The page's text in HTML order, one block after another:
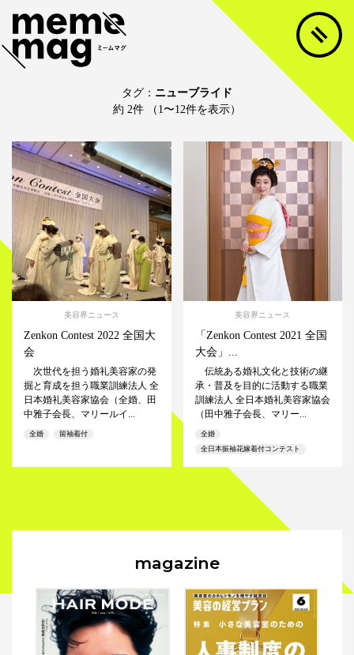
タグ： ニューブライド
約 2件 （1〜12件を表示）
美容界ニュース
Zenkon Contest 2022 全国大
会
次世代を担う婚礼美容家の発
掘と育成を担う職業訓練法人 全
日本婚礼美容家協会（全婚、田
中雅子会長、マリールイ...
全婚 留袖着付
美容界ニュース
「Zenkon Contest 2021 全国
大会」...
伝統ある婚礼文化と技術の継
承・普及を目的に活動する職業
訓練法人 全日本婚礼美容家協会
（田中雅子会長、マリー...
全婚
全日本振袖花嫁着付コンテスト
magazine